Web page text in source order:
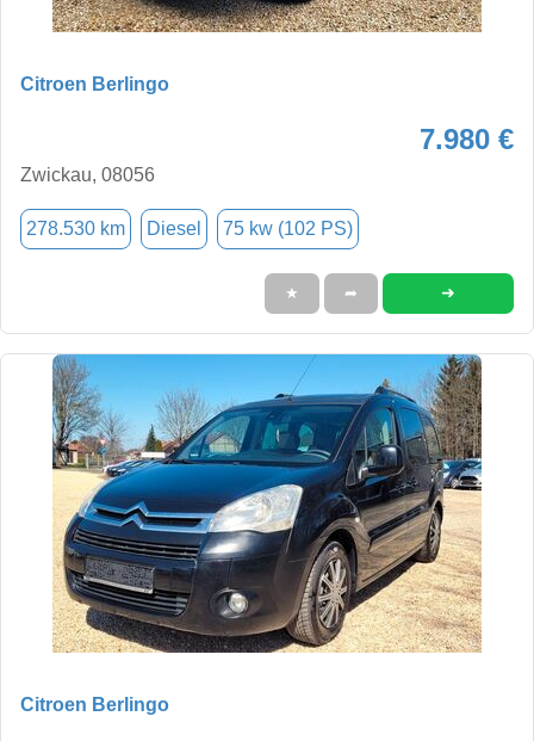
Citroen Berlingo
7.980 €
Zwickau, 08056
278.530 km Diesel 75 kw (102 PS)
★ ➦ ➜
Citroen Berlingo